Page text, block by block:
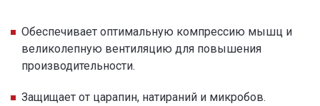
Обеспечивает оптимальную компрессию мышц и
великолепную вентиляцию для повышения
производительности.
Защищает от царапин, натираний и микробов.